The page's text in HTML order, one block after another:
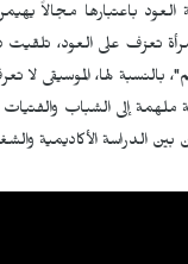
العود باعتبارها مجالاً
تعزف على العود، تلقيت
بالنسبة لها، الموسيقى
ملهمة إلى الشباب
بين الدراسة الأكاديمية